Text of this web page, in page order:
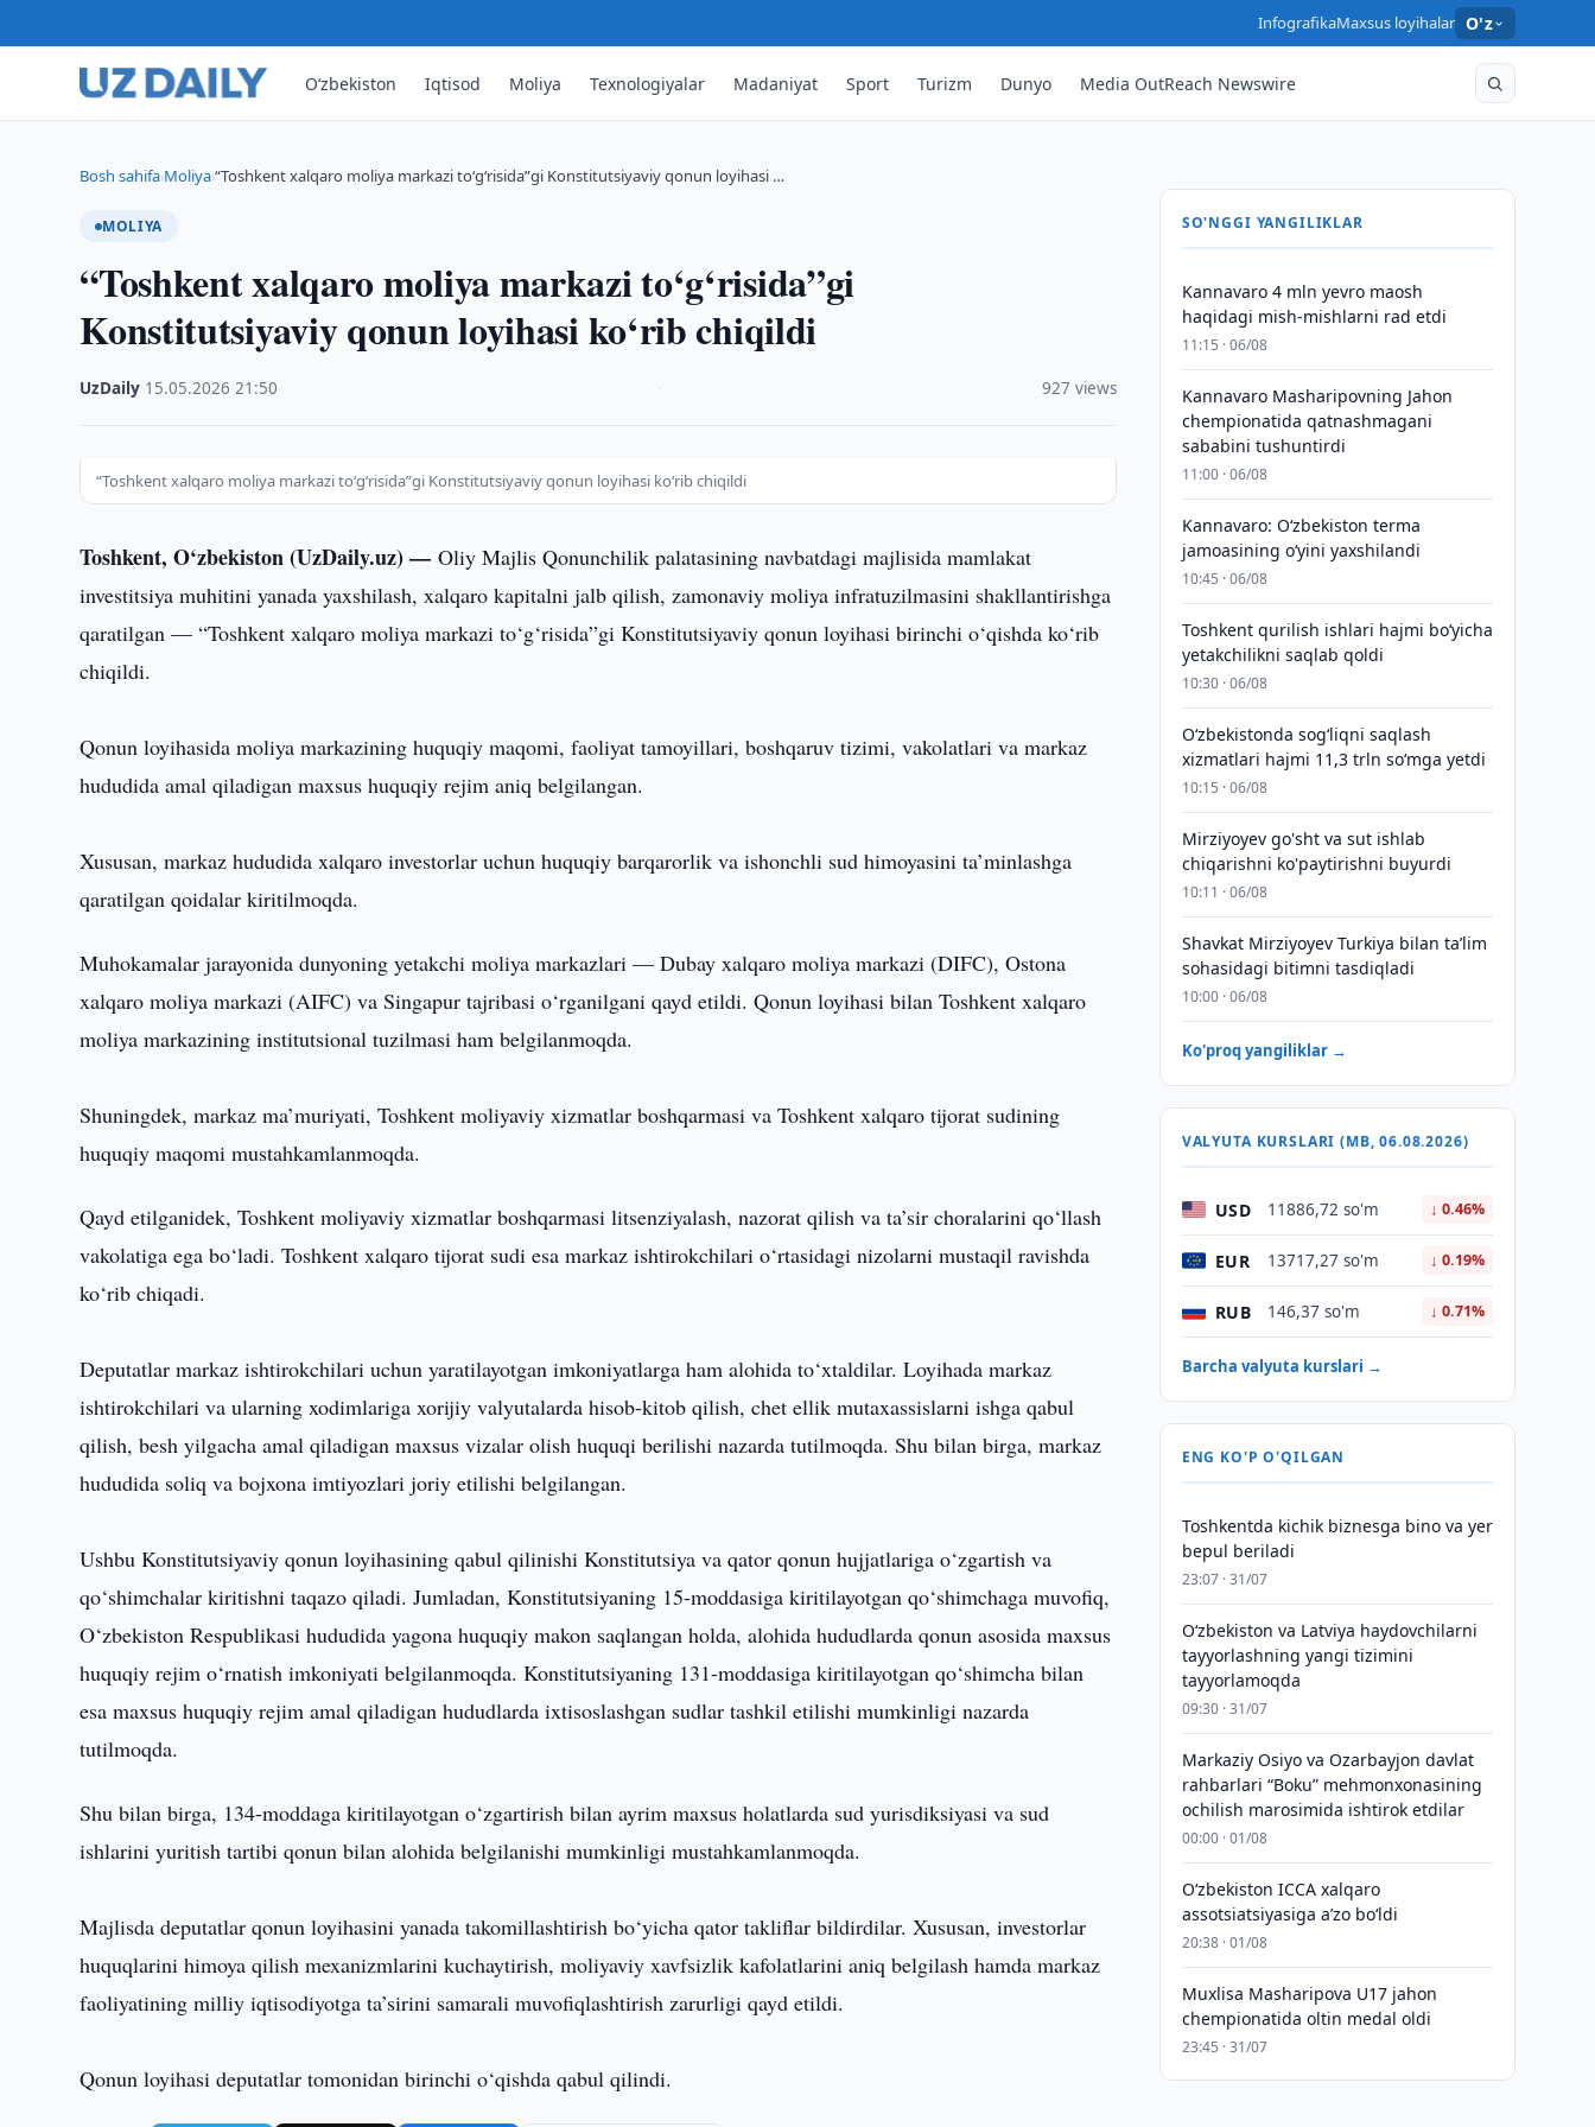
InfografikaMaxsus loyihalar O'z
O‘zbekiston Iqtisod Moliya Texnologiyalar Madaniyat Sport Turizm Dunyo Media OutReach Newswire
Bosh sahifa›Moliya›“Toshkent xalqaro moliya markazi to‘g‘risida”gi Konstitutsiyaviy qonun loyihasi …
MOLIYA
“Toshkent xalqaro moliya markazi to‘g‘risida”gi
Konstitutsiyaviy qonun loyihasi ko‘rib chiqildi
UzDaily 15.05.2026 ·21:50 927 views
“Toshkent xalqaro moliya markazi to‘g‘risida”gi Konstitutsiyaviy qonun loyihasi ko‘rib chiqildi
Toshkent, O‘zbekiston (UzDaily.uz) —Oliy Majlis Qonunchilik palatasining navbatdagi majlisida mamlakat
investitsiya muhitini yanada yaxshilash, xalqaro kapitalni jalb qilish, zamonaviy moliya infratuzilmasini shakllantirishga
qaratilgan — “Toshkent xalqaro moliya markazi to‘g‘risida”gi Konstitutsiyaviy qonun loyihasi birinchi o‘qishda ko‘rib
chiqildi.
Qonun loyihasida moliya markazining huquqiy maqomi, faoliyat tamoyillari, boshqaruv tizimi, vakolatlari va markaz
hududida amal qiladigan maxsus huquqiy rejim aniq belgilangan.
Xususan, markaz hududida xalqaro investorlar uchun huquqiy barqarorlik va ishonchli sud himoyasini ta’minlashga
qaratilgan qoidalar kiritilmoqda.
Muhokamalar jarayonida dunyoning yetakchi moliya markazlari — Dubay xalqaro moliya markazi (DIFC), Ostona
xalqaro moliya markazi (AIFC) va Singapur tajribasi o‘rganilgani qayd etildi. Qonun loyihasi bilan Toshkent xalqaro
moliya markazining institutsional tuzilmasi ham belgilanmoqda.
Shuningdek, markaz ma’muriyati, Toshkent moliyaviy xizmatlar boshqarmasi va Toshkent xalqaro tijorat sudining
huquqiy maqomi mustahkamlanmoqda.
Qayd etilganidek, Toshkent moliyaviy xizmatlar boshqarmasi litsenziyalash, nazorat qilish va ta’sir choralarini qo‘llash
vakolatiga ega bo‘ladi. Toshkent xalqaro tijorat sudi esa markaz ishtirokchilari o‘rtasidagi nizolarni mustaqil ravishda
ko‘rib chiqadi.
Deputatlar markaz ishtirokchilari uchun yaratilayotgan imkoniyatlarga ham alohida to‘xtaldilar. Loyihada markaz
ishtirokchilari va ularning xodimlariga xorijiy valyutalarda hisob-kitob qilish, chet ellik mutaxassislarni ishga qabul
qilish, besh yilgacha amal qiladigan maxsus vizalar olish huquqi berilishi nazarda tutilmoqda. Shu bilan birga, markaz
hududida soliq va bojxona imtiyozlari joriy etilishi belgilangan.
Ushbu Konstitutsiyaviy qonun loyihasining qabul qilinishi Konstitutsiya va qator qonun hujjatlariga o‘zgartish va
qo‘shimchalar kiritishni taqazo qiladi. Jumladan, Konstitutsiyaning 15-moddasiga kiritilayotgan qo‘shimchaga muvofiq,
O‘zbekiston Respublikasi hududida yagona huquqiy makon saqlangan holda, alohida hududlarda qonun asosida maxsus
huquqiy rejim o‘rnatish imkoniyati belgilanmoqda. Konstitutsiyaning 131-moddasiga kiritilayotgan qo‘shimcha bilan
esa maxsus huquqiy rejim amal qiladigan hududlarda ixtisoslashgan sudlar tashkil etilishi mumkinligi nazarda
tutilmoqda.
Shu bilan birga, 134-moddaga kiritilayotgan o‘zgartirish bilan ayrim maxsus holatlarda sud yurisdiksiyasi va sud
ishlarini yuritish tartibi qonun bilan alohida belgilanishi mumkinligi mustahkamlanmoqda.
Majlisda deputatlar qonun loyihasini yanada takomillashtirish bo‘yicha qator takliflar bildirdilar. Xususan, investorlar
huquqlarini himoya qilish mexanizmlarini kuchaytirish, moliyaviy xavfsizlik kafolatlarini aniq belgilash hamda markaz
faoliyatining milliy iqtisodiyotga ta’sirini samarali muvofiqlashtirish zarurligi qayd etildi.
Qonun loyihasi deputatlar tomonidan birinchi o‘qishda qabul qilindi.
SO'NGGI YANGILIKLAR
Kannavaro 4 mln yevro maosh
haqidagi mish-mishlarni rad etdi
11:15 · 06/08
Kannavaro Masharipovning Jahon
chempionatida qatnashmagani
sababini tushuntirdi
11:00 · 06/08
Kannavaro: O‘zbekiston terma
jamoasining o‘yini yaxshilandi
10:45 · 06/08
Toshkent qurilish ishlari hajmi bo‘yicha
yetakchilikni saqlab qoldi
10:30 · 06/08
O‘zbekistonda sog‘liqni saqlash
xizmatlari hajmi 11,3 trln so‘mga yetdi
10:15 · 06/08
Mirziyoyev go'sht va sut ishlab
chiqarishni ko'paytirishni buyurdi
10:11 · 06/08
Shavkat Mirziyoyev Turkiya bilan taʼlim
sohasidagi bitimni tasdiqladi
10:00 · 06/08
Ko'proq yangiliklar →
VALYUTA KURSLARI (MB, 06.08.2026)
USD 11886,72 so'm ↓ 0.46%
EUR 13717,27 so'm ↓ 0.19%
RUB 146,37 so'm ↓ 0.71%
Barcha valyuta kurslari →
ENG KO'P O'QILGAN
Toshkentda kichik biznesga bino va yer
bepul beriladi
23:07 · 31/07
Oʻzbekiston va Latviya haydovchilarni
tayyorlashning yangi tizimini
tayyorlamoqda
09:30 · 31/07
Markaziy Osiyo va Ozarbayjon davlat
rahbarlari “Boku” mehmonxonasining
ochilish marosimida ishtirok etdilar
00:00 · 01/08
O‘zbekiston ICCA xalqaro
assotsiatsiyasiga aʼzo bo‘ldi
20:38 · 01/08
Muxlisa Masharipova U17 jahon
chempionatida oltin medal oldi
23:45 · 31/07